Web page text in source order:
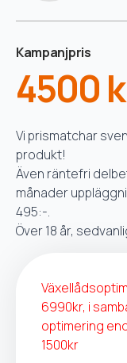
Kampanjpris
4500
Vi prismatchar
produkt!
Även räntefri
månader
495:-.
Över 18 år,
6990kr, i
optimering
1500kr